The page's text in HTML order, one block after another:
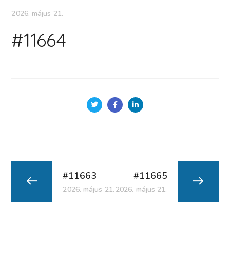
2026. május 21.
#11664
#11663
2026. május 21.
#11665
2026. május 21.